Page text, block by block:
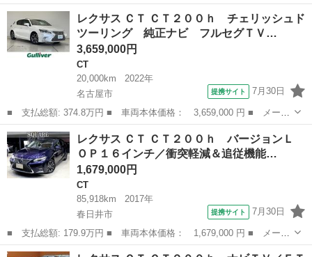
ー名： レクサス ■ 車種名： ＣＴ ■ グレード名： ＣＴ２００
ｈ バージョンＣ ＯＰ三眼ヘッドライト／ＯＰクリアランスソナー
／クルー...
愛知 春日井市
レクサス ＣＴ ＣＴ２００ｈ チェリッシュド
ツーリング 純正ナビ フルセグＴＶ…
3,659,000円
CT
20,000km
2022年
名古屋市
提携サイト 7月30日
■ 支払総額: 374.8万円 ■ 車両本体価格： 3,659,000 円 ■ メーカ
ー名： レクサス ■ 車種名： ＣＴ ■ グレード名： ＣＴ２００
ｈ チェリッシュドツーリング 純正ナビ フルセグＴＶ ＣＤ／Ｄ
ＶＤ／Ｓ...
愛知 名古屋市
レクサス ＣＴ ＣＴ２００ｈ バージョンＬ
ＯＰ１６インチ／衝突軽減＆追従機能…
1,679,000円
CT
85,918km
2017年
春日井市
提携サイト 7月30日
■ 支払総額: 179.9万円 ■ 車両本体価格： 1,679,000 円 ■ メーカ
ー名： レクサス ■ 車種名： ＣＴ ■ グレード名： ＣＴ２００
愛知 春日井市